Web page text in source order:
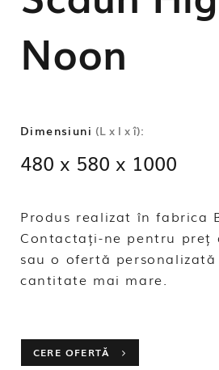
Noon
Dimensiuni (L x l x î):
480 x 580 x 1000
Produs realizat în fabrica
Contactați-ne pentru preț
sau o ofertă
cantitate mai mare.
CERE OFERTĂ